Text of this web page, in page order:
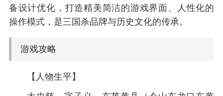
备设计优化，打造精美简洁的游戏界面、人性化的
操作模式，是三国杀品牌与历史文化的传承。
游戏攻略
【人物生平】